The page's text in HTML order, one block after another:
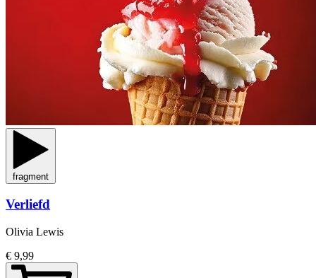
fragment
Verliefd
Olivia Lewis
€ 9,99